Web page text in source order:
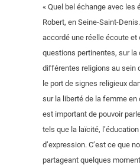
« Quel bel échange avec les
Robert, en Seine-Saint-
accordé une réelle écoute et
questions pertinentes, sur la
différentes religions au sein
le port de signes religieux
sur la liberté de la femme en
est important de pouvoir
tels que la laïcité,
d’expression. C’est ce que
partageant quelques